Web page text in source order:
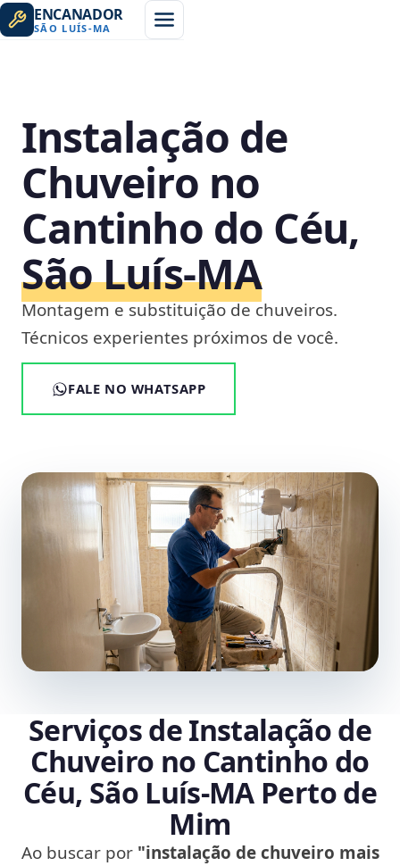
ENCANADOR
SÃO LUÍS-MA
Instalação de
Chuveiro no
Cantinho do Céu,
São Luís‑MA
Montagem e substituição de chuveiros.
Técnicos experientes próximos de você.
FALE NO WHATSAPP
Serviços de Instalação de
Chuveiro no Cantinho do
Céu, São Luís‑MA Perto de
Mim
Ao buscar por "instalação de chuveiro mais